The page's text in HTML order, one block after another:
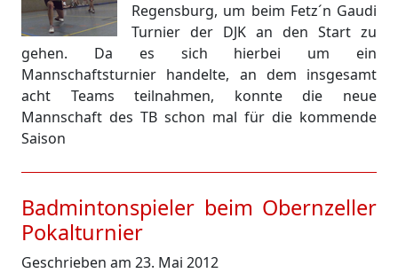
Regensburg, um beim Fetz´n Gaudi
Turnier der DJK an den Start zu
gehen. Da es sich hierbei um ein
Mannschaftsturnier handelte, an dem insgesamt
acht Teams teilnahmen, konnte die neue
Mannschaft des TB schon mal für die kommende
Saison
Badmintonspieler beim Obernzeller
Pokalturnier
Geschrieben am 23. Mai 2012